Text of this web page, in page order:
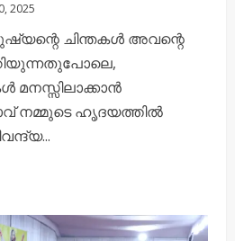
2025
ചിന്തകൾ അവന്റെ
മനസ്സിലാക്കാൻ
നമ്മുടെ ഹൃദയത്തിൽ